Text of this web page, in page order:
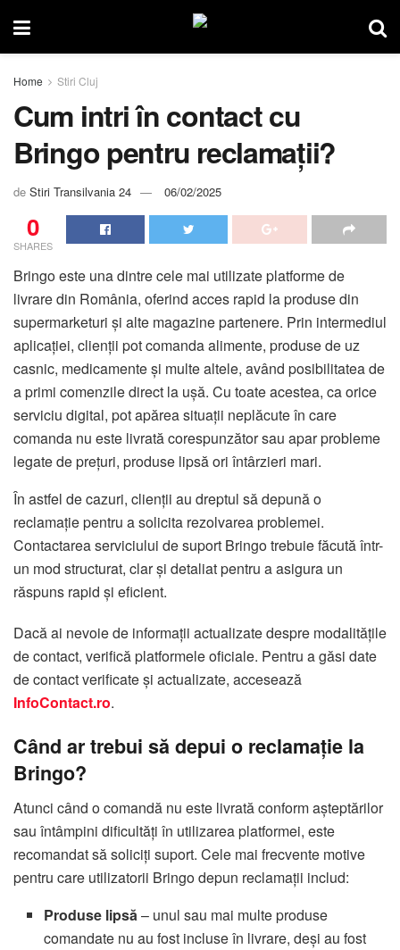
Home Stiri Cluj
Cum intri în contact cu
Bringo pentru reclamații?
de Stiri Transilvania 24 06/02/2025
0
SHARES
Bringo este una dintre cele mai utilizate platforme de
livrare din România, oferind acces rapid la produse din
supermarketuri și alte magazine partenere. Prin intermediul
aplicației, clienții pot comanda alimente, produse de uz
casnic, medicamente și multe altele, având posibilitatea de
a primi comenzile direct la ușă. Cu toate acestea, ca orice
serviciu digital, pot apărea situații neplăcute în care
comanda nu este livrată corespunzător sau apar probleme
legate de prețuri, produse lipsă ori întârzieri mari.
În astfel de cazuri, clienții au dreptul să depună o
reclamație pentru a solicita rezolvarea problemei.
Contactarea serviciului de suport Bringo trebuie făcută într-
un mod structurat, clar și detaliat pentru a asigura un
răspuns rapid și eficient.
Dacă ai nevoie de informații actualizate despre modalitățile
de contact, verifică platformele oficiale. Pentru a găsi date
de contact verificate și actualizate, accesează
InfoContact.ro.
Când ar trebui să depui o reclamație la
Bringo?
Atunci când o comandă nu este livrată conform așteptărilor
sau întâmpini dificultăți în utilizarea platformei, este
recomandat să soliciți suport. Cele mai frecvente motive
pentru care utilizatorii Bringo depun reclamații includ:
Produse lipsă– unul sau mai multe produse
comandate nu au fost incluse în livrare, deși au fost